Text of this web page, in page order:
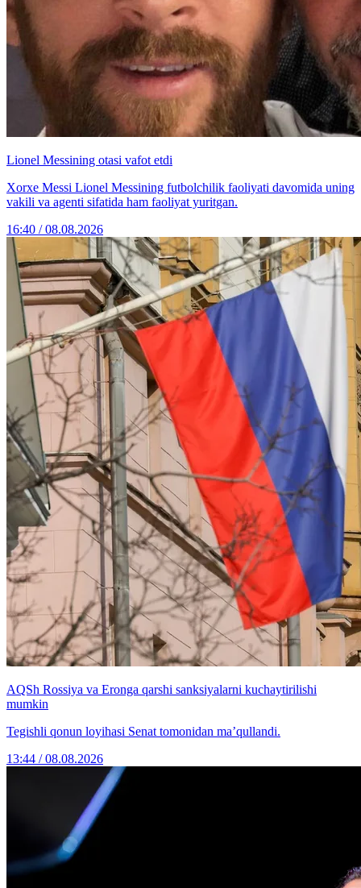
Lionel Messining otasi vafot etdi
Xorxe Messi Lionel Messining futbolchilik faoliyati davomida uning
vakili va agenti sifatida ham faoliyat yuritgan.
16:40 / 08.08.2026
AQSh Rossiya va Eronga qarshi sanksiyalarni kuchaytirilishi
mumkin
Tegishli qonun loyihasi Senat tomonidan ma’qullandi.
13:44 / 08.08.2026